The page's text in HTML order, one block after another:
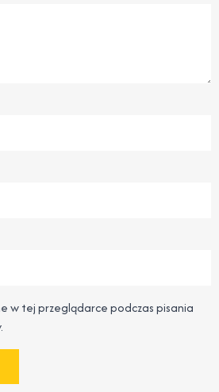
w tej przeglądarce podczas pisania